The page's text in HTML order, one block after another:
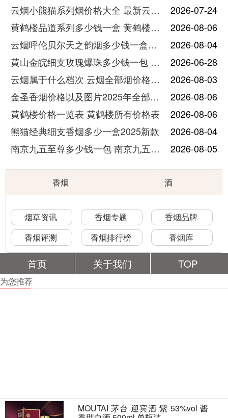
云烟小熊猫系列烟价格大全 最新云烟小熊猫图片报价
2026-07-24
黄鹤楼品道系列多少钱一盒 黄鹤楼品道系列香烟价格表图片
2026-08-06
云烟呼伦贝尔天之韵烟多少钱一盒中支价格
2026-08-04
黄山金皖细支玫瑰爆珠多少钱一包 黄山金皖细支玫瑰爆珠2025最新价格
2026-06-28
云烟属于什么档次 云烟全部烟价格表大全
2026-08-03
金圣香烟价格以及图片2025年全部价格
2026-08-06
黄鹤楼价格一览表 黄鹤楼所有价格表
2026-08-06
熊猫经典细支香烟多少一盒2025新款
2026-08-04
南京九五至尊多少钱一包 南京九五至尊价格及图片
2026-08-05
香烟 酒
烟草资讯 香烟专题
香烟品牌
香烟评测
香烟排行榜 香烟库
首页 关于我们 TOP
为您推荐
MOUTAI 茅台 迎宾酒 紫 53%vol 酱